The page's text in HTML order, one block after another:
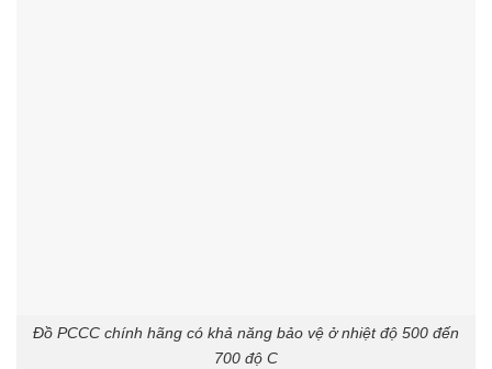
Đồ PCCC chính hãng có khả năng bảo vệ ở nhiệt độ 500 đến
700 độ C